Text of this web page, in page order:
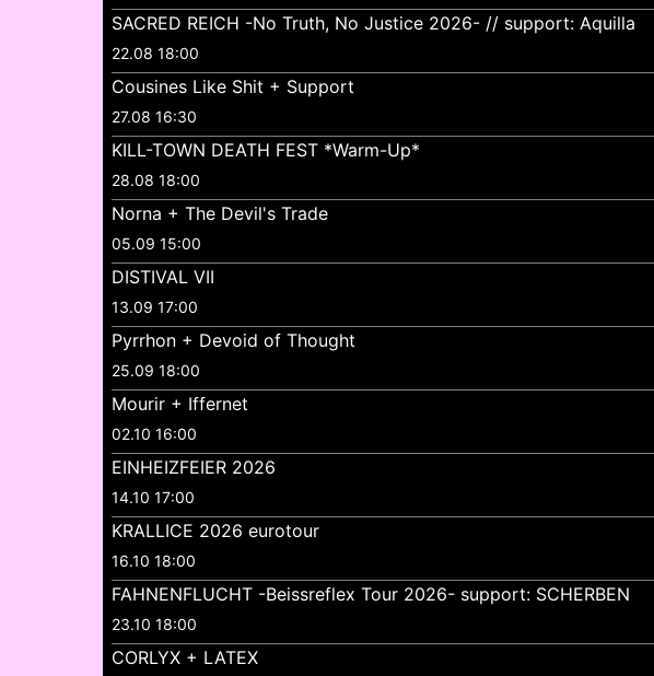
SACRED REICH -No Truth, No Justice 2026- // support: Aquilla
22.08 18:00
Cousines Like Shit + Support
27.08 16:30
KILL-TOWN DEATH FEST *Warm-Up*
28.08 18:00
Norna + The Devil's Trade
05.09 15:00
DISTIVAL VII
13.09 17:00
Pyrrhon + Devoid of Thought
25.09 18:00
Mourir + Iffernet
02.10 16:00
EINHEIZFEIER 2026
14.10 17:00
KRALLICE 2026 eurotour
16.10 18:00
FAHNENFLUCHT -Beissreflex Tour 2026- support: SCHERBEN
23.10 18:00
CORLYX + LATEX